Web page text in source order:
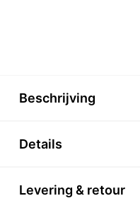
Beschrijving
Details
Levering & retour